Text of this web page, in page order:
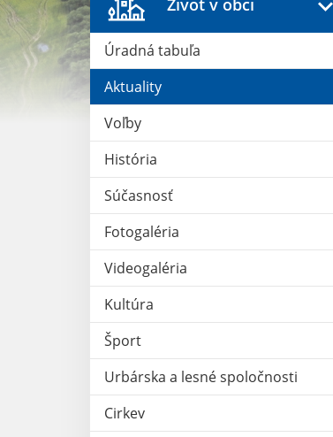
Úradná tabuľa
Aktuality
Voľby
História
Súčasnosť
Fotogaléria
Videogaléria
Kultúra
Šport
Urbárska a lesné spoločnosti
Cirkev
20. OKT 2025
Opatrenia počas
vykurovacieho obdobia
Čítať ďalej